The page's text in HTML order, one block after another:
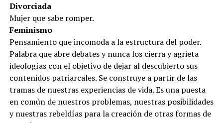
Divorciada
Mujer que sabe romper.
Feminismo
Pensamiento que incomoda a la estructura del poder.
Palabra que abre debates y nunca los cierra y agrieta
ideologías con el objetivo de dejar al descubierto sus
contenidos patriarcales. Se construye a partir de las
tramas de nuestras experiencias de vida. Es una puesta
en común de nuestros problemas, nuestras posibilidades
y nuestras rebeldías para la creación de otras formas de